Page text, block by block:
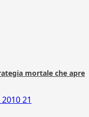
mortale che apre
21